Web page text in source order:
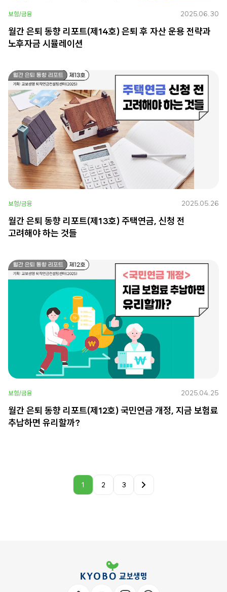
보험/금융 2025.06.30
월간 은퇴 동향 리포트(제14호) 은퇴 후 자산 운용 전략과
노후자금 시뮬레이션
보험/금융 2025.05.26
월간 은퇴 동향 리포트(제13호) 주택연금, 신청 전
고려해야 하는 것들
보험/금융 2025.04.25
월간 은퇴 동향 리포트(제12호) 국민연금 개정, 지금 보험료
추납하면 유리할까?
1 2 3